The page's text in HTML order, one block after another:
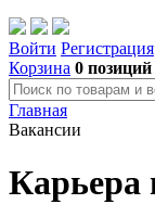
Войти Регистрация
Корзина 0 позиций
Главная
Вакансии
Карьера